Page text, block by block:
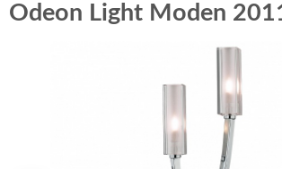
Odeon Light Moden